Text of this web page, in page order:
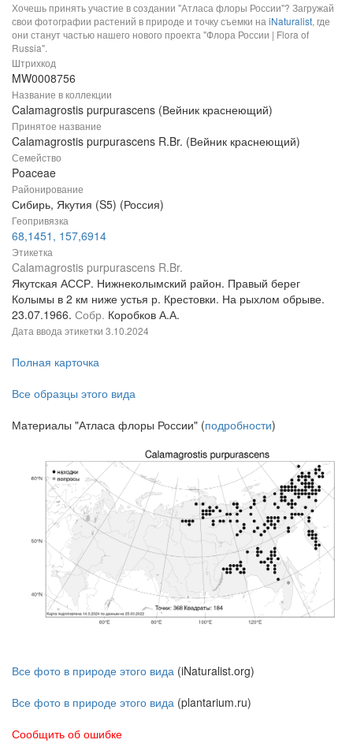
Хочешь принять участие в создании "Атласа флоры России"? Загружай
свои фотографии растений в природе и точку съемки на iNaturalist, где
они станут частью нашего нового проекта "Флора России | Flora of
Russia".
Штрихкод
MW0008756
Название в коллекции
Calamagrostis purpurascens (Вейник краснеющий)
Принятое название
Calamagrostis purpurascens R.Br. (Вейник краснеющий)
Семейство
Poaceae
Районирование
Сибирь, Якутия (S5) (Россия)
Геопривязка
68,1451, 157,6914
Этикетка
Calamagrostis purpurascens R.Br.
Якутская АССР. Нижнеколымский район. Правый берег
Колымы в 2 км ниже устья р. Крестовки. На рыхлом обрыве.
23.07.1966. Собр. Коробков А.А.
Дата ввода этикетки 3.10.2024
Полная карточка
Все образцы этого вида
Материалы "Атласа флоры России" (подробности)
Все фото в природе этого вида (iNaturalist.org)
Все фото в природе этого вида (plantarium.ru)
Сообщить об ошибке